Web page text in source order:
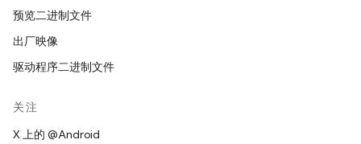
预览二进制文件
出厂映像
驱动程序二进制文件
关注
X 上的 @Android